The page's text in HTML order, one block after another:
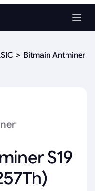
Bitmain Antminer
S19